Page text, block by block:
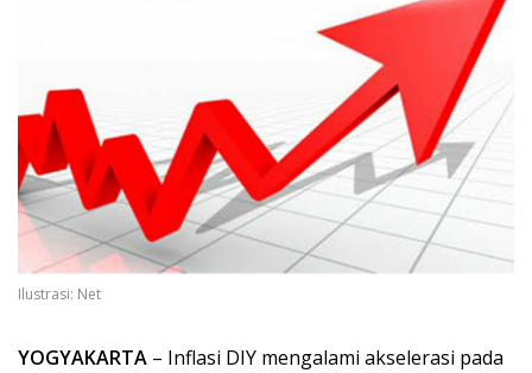
Ilustrasi: Net
YOGYAKARTA – Inflasi DIY mengalami akselerasi pada